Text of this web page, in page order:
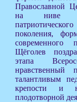
Православной
на ниве
поколения,
современного
Щёголев
этапа
нравственный
талантливым
крепости и
плодотворной